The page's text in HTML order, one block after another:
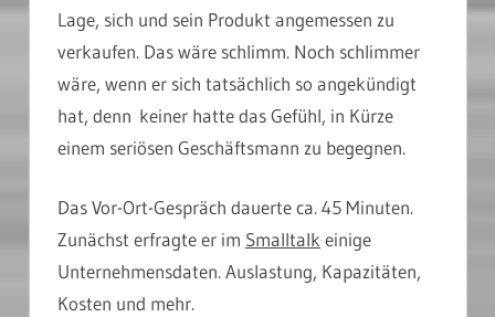
Lage, sich und sein Produkt angemessen zu
verkaufen. Das wäre schlimm. Noch schlimmer
wäre, wenn er sich tatsächlich so angekündigt
hat, denn keiner hatte das Gefühl, in Kürze
einem seriösen Geschäftsmann zu begegnen.
Das Vor-Ort-Gespräch dauerte ca. 45 Minuten.
Zunächst erfragte er im Smalltalk einige
Unternehmensdaten. Auslastung, Kapazitäten,
Kosten und mehr.